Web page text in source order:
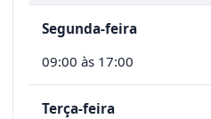
Segunda-feira
09:00 às 17:00
Terça-feira